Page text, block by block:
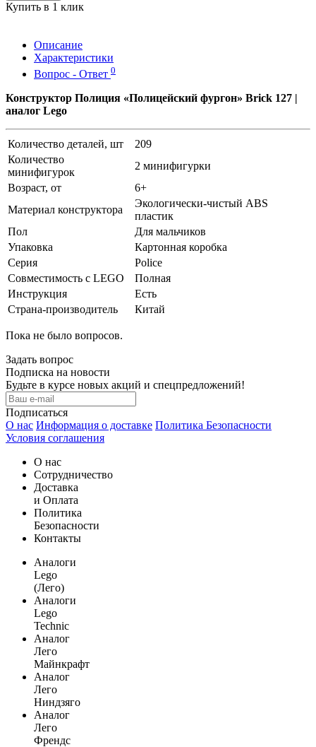
Купить в 1 клик
Описание
Характеристики
Вопрос - Ответ 0
Конструктор Полиция «Полицейский фургон» Brick 127 |
аналог Lego
Количество деталей, шт
209
Количество
минифигурок
2 минифигурки
Возраст, от
6+
Материал конструктора
Экологически-чистый ABS
пластик
Пол
Для мальчиков
Упаковка
Картонная коробка
Серия
Police
Совместимость с LEGO
Полная
Инструкция
Есть
Страна-производитель
Китай
Пока не было вопросов.
Задать вопрос
Подписка на новости
Будьте в курсе новых акций и спецпредложений!
Подписаться
О нас Информация о доставке Политика Безопасности
Условия соглашения
О нас
Сотрудничество
Доставка
и Оплата
Политика
Безопасности
Контакты
Аналоги
Lego
(Лего)
Аналоги
Lego
Technic
Аналог
Лего
Майнкрафт
Аналог
Лего
Ниндзяго
Аналог
Лего
Френдс